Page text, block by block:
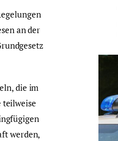
an der
die im
teilweise
werden,